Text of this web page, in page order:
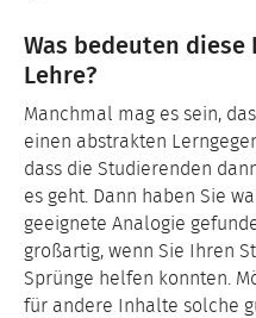
Was bedeuten
Lehre?
Manchmal mag es sein,
einen abstrakten
dass die Studierenden
es geht. Dann haben Sie
geeignete Analogie
großartig, wenn Sie Ihren
Sprünge helfen konnten.
für andere Inhalte solche